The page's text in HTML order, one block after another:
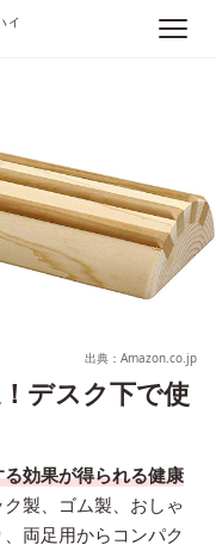
イ
出典：Amazon.co.jp
デスク下で使
効果が得られる健康
製、ゴム製、おしゃ
両足用からコンパク